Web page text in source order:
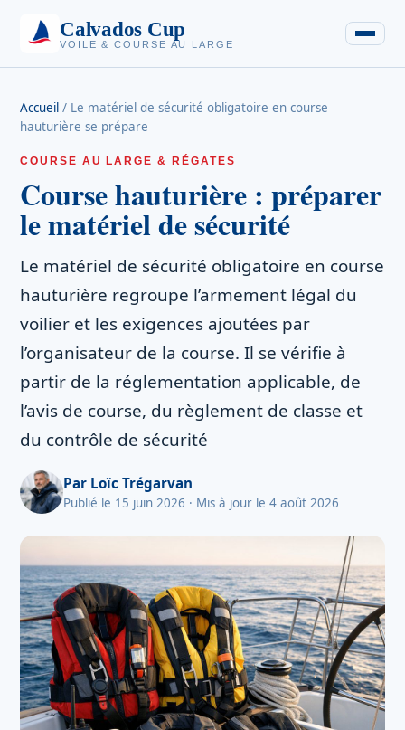
Calvados Cup
VOILE & COURSE AU LARGE
Accueil / Le matériel de sécurité obligatoire en course
hauturière se prépare
COURSE AU LARGE & RÉGATES
Course hauturière : préparer
le matériel de sécurité
Le matériel de sécurité obligatoire en course
hauturière regroupe l’armement légal du
voilier et les exigences ajoutées par
l’organisateur de la course. Il se vérifie à
partir de la réglementation applicable, de
l’avis de course, du règlement de classe et
du contrôle de sécurité
Par Loïc Trégarvan
Publié le 15 juin 2026 · Mis à jour le 4 août 2026